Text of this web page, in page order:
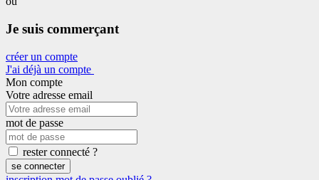
Je suis commerçant
créer un compte
J'ai déjà un compte
Mon compte
Votre adresse email
mot de passe
rester connecté ?
se connecter